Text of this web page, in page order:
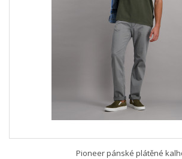
Pioneer pánské plátěné